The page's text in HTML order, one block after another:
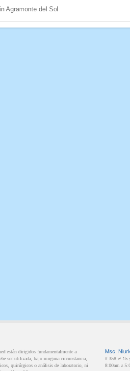
Agramonte del Sol
están dirigidos fundamentalmente a
ser utilizada, bajo ninguna circunstancia,
quirúrgicos o análisis de laboratorio, ni
Msc.
# 358 e/ 15
8:00am a